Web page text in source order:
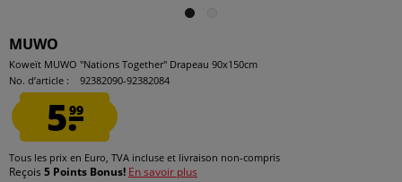
MUWO
Koweït MUWO "Nations Together" Drapeau 90x150cm
No. d’article :
92382090-92382084
5.99
Tous les prix en Euro, TVA incluse et livraison non-compris
Reçois 5 Points Bonus! En savoir plus